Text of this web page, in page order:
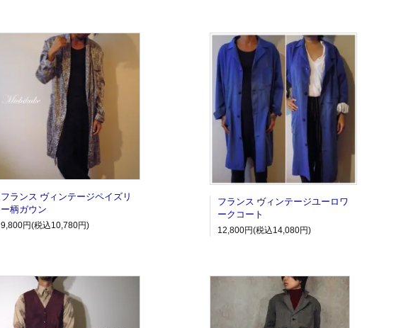
フランス ヴィンテージペイズリ
ー柄ガウン
9,800円(税込10,780円)
フランス ヴィンテージユーロワ
ークコート
12,800円(税込14,080円)